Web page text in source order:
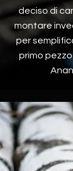
deciso di
montare
per
primo